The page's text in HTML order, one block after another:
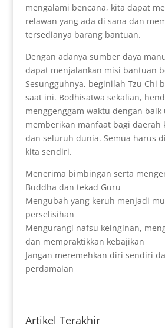
mengalami bencana, kita dapat
relawan yang ada di sana dan
tersedianya barang bantuan.
Dengan adanya sumber daya
dapat menjalankan misi bantuan
Sesungguhnya, beginilah Tzu Chi
saat ini. Bodhisatwa sekalian,
menggenggam waktu dengan baik
memberikan manfaat bagi daerah
dan seluruh dunia. Semua harus
kita sendiri.
Menerima bimbingan serta
Buddha dan tekad Guru
Mengubah yang keruh menjadi
perselisihan
Mengurangi nafsu keinginan,
dan mempraktikkan kebajikan
Jangan meremehkan diri sendiri
perdamaian
Artikel Terakhir